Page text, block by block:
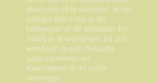
staan om uit te serveren. Is het
rustiger dan help je de
barkeeper of de afwasser. En
zodra je al wat langer bij ons
werkt kun je ook desserts
gaan opnemen en
klaarmaken of de koffie
verzorgen.